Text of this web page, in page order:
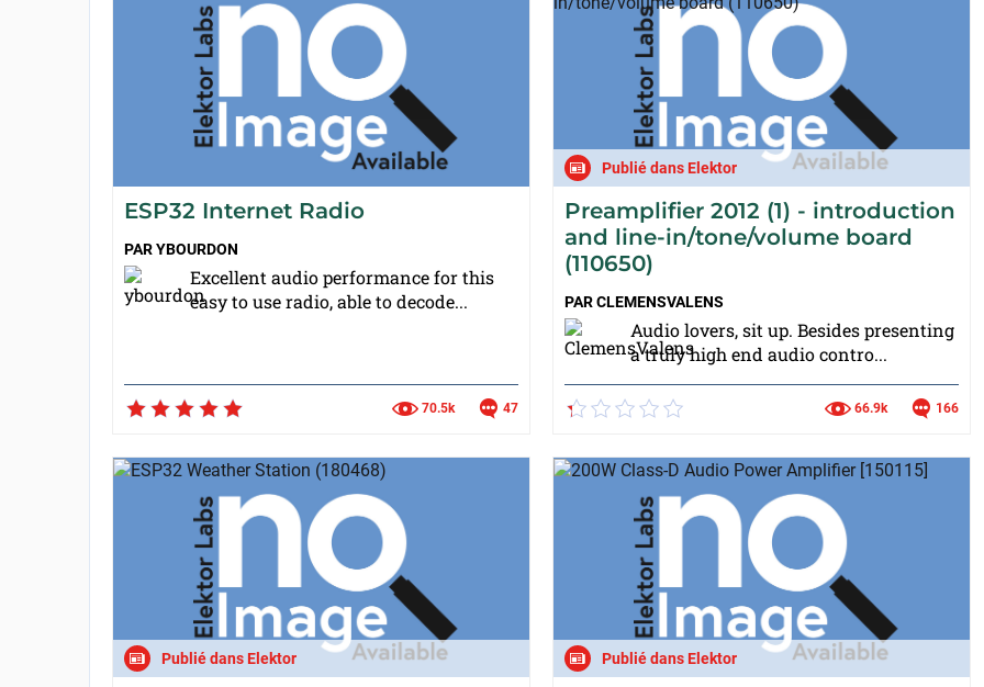
ESP32 Internet Radio
PARYBOURDON
Excellent audio performance for this
easy to use radio, able to decode...
70.5k 47
Publié dans Elektor
Preamplifier 2012 (1) - introduction
and line-in/tone/volume board
(110650)
PARCLEMENSVALENS
Audio lovers, sit up. Besides presenting
a truly high end audio contro...
66.9k 166
Publié dans Elektor Publié dans Elektor